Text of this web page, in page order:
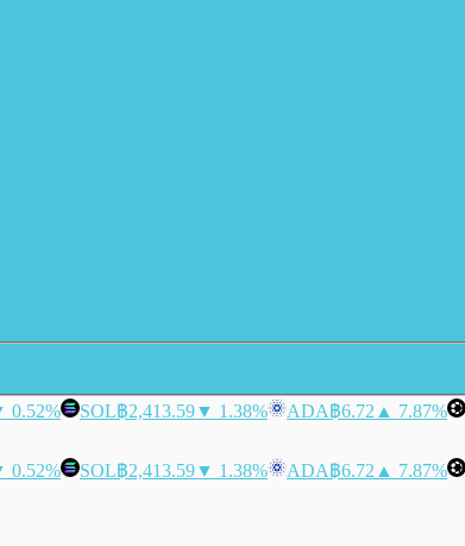
0.52% SOL฿2,413.59▼ 1.38% ADA฿6.72 ▲ 7.87%
0.52% SOL฿2,413.59▼ 1.38% ADA฿6.72 ▲ 7.87%